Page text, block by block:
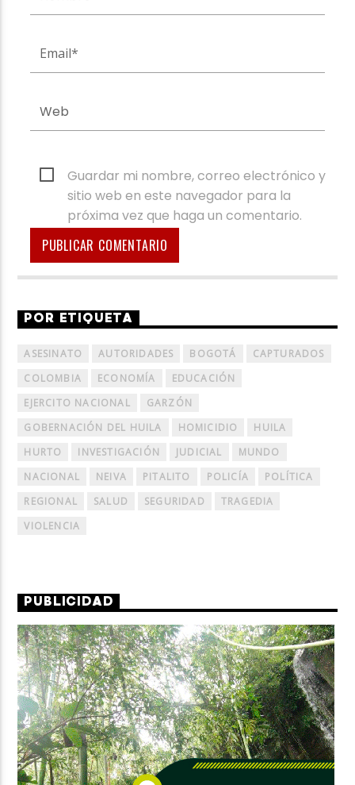
Guardar mi nombre, correo electrónico y
sitio web en este navegador para la
próxima vez que haga un comentario.
POR ETIQUETA
ASESINATO AUTORIDADES BOGOTÁ
CAPTURADOS
COLOMBIA
ECONOMÍA
EDUCACIÓN
EJERCITO NACIONAL
GARZÓN
GOBERNACIÓN DEL HUILA
HOMICIDIO
HUILA
HURTO
INVESTIGACIÓN JUDICIAL
MUNDO
NACIONAL
NEIVA PITALITO POLICÍA
POLÍTICA
REGIONAL
SALUD SEGURIDAD
TRAGEDIA
VIOLENCIA
PUBLICIDAD